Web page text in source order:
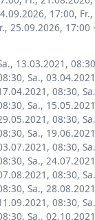
17:00,
25.09.2026, 17:00 ·
13.03.2021, 08:30
, Sa.,
08:30,
, Sa.,
08:30,
, Sa.,
08:30,
, Sa.,
08:30,
, Sa.,
08:30,
, Sa.,